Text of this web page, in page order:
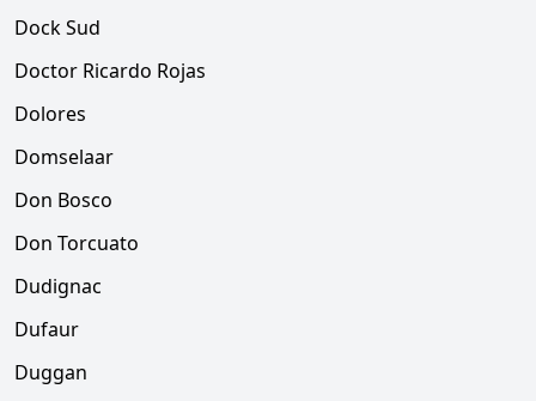
Dock Sud
Doctor Ricardo Rojas
Dolores
Domselaar
Don Bosco
Don Torcuato
Dudignac
Dufaur
Duggan